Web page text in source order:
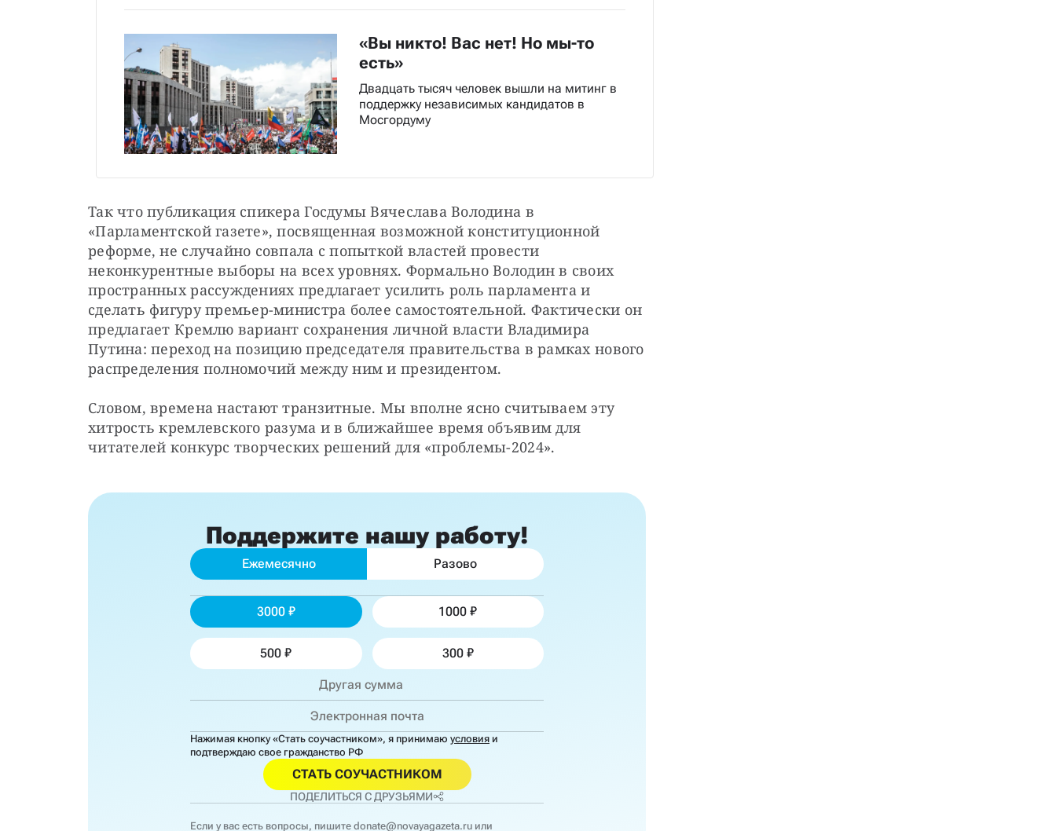
«Вы никто! Вас нет! Но мы-то
есть»
Двадцать тысяч человек вышли на митинг в
поддержку независимых кандидатов в
Мосгордуму
Так что публикация спикера Госдумы Вячеслава Володина в
«Парламентской газете», посвященная возможной конституционной
реформе, не случайно совпала с попыткой властей провести
неконкурентные выборы на всех уровнях. Формально Володин в своих
пространных рассуждениях предлагает усилить роль парламента и
сделать фигуру премьер-министра более самостоятельной. Фактически он
предлагает Кремлю вариант сохранения личной власти Владимира
Путина: переход на позицию председателя правительства в рамках нового
распределения полномочий между ним и президентом.
Словом, времена настают транзитные. Мы вполне ясно считываем эту
хитрость кремлевского разума и в ближайшее время объявим для
читателей конкурс творческих решений для «проблемы-2024».
Поддержите нашу работу!
Ежемесячно Разово
3000 1000
500 300
Нажимая кнопку «Стать соучастником», я принимаю условия и
подтверждаю свое гражданство РФ
СТАТЬ СОУЧАСТНИКОМ
ПОДЕЛИТЬСЯ С ДРУЗЬЯМИ
Если у вас есть вопросы, пишите donate@novayagazeta.ru или